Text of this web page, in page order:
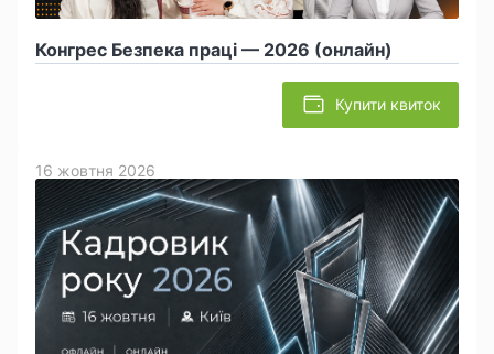
Конгрес Безпека праці — 2026 (онлайн)
Купити квиток
16 жовтня 2026